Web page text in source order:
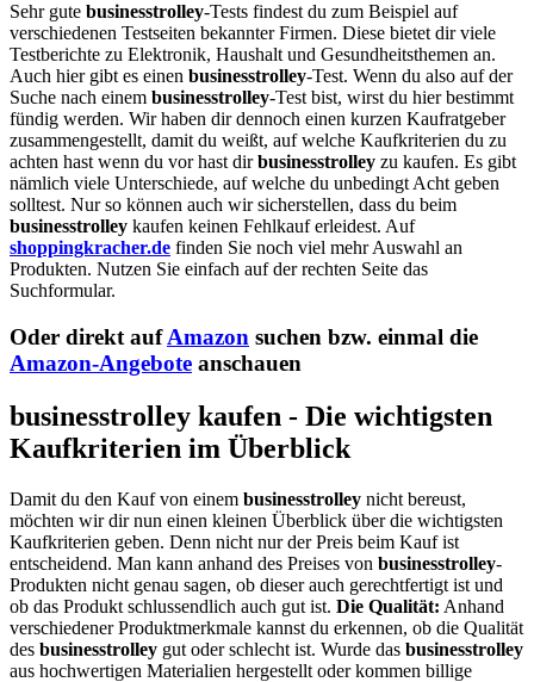
Sehr gute businesstrolley-Tests findest du zum Beispiel auf
verschiedenen Testseiten bekannter Firmen. Diese bietet dir viele
Testberichte zu Elektronik, Haushalt und Gesundheitsthemen an.
Auch hier gibt es einen businesstrolley-Test. Wenn du also auf der
Suche nach einem businesstrolley-Test bist, wirst du hier bestimmt
fündig werden. Wir haben dir dennoch einen kurzen Kaufratgeber
zusammengestellt, damit du weißt, auf welche Kaufkriterien du zu
achten hast wenn du vor hast dirbusinesstrolley zu kaufen. Es gibt
nämlich viele Unterschiede, auf welche du unbedingt Acht geben
solltest. Nur so können auch wir sicherstellen, dass du beim
businesstrolley kaufen keinen Fehlkauf erleidest. Auf
shoppingkracher.de finden Sie noch viel mehr Auswahl an
Produkten. Nutzen Sie einfach auf der rechten Seite das
Suchformular.
Oder direkt aufAmazon suchen bzw. einmal die
Amazon-Angebote anschauen
businesstrolley kaufen - Die wichtigsten
Kaufkriterien im Überblick
Damit du den Kauf von einem businesstrolley nicht bereust,
möchten wir dir nun einen kleinen Überblick über die wichtigsten
Kaufkriterien geben. Denn nicht nur der Preis beim Kauf ist
entscheidend. Man kann anhand des Preises von businesstrolley-
Produkten nicht genau sagen, ob dieser auch gerechtfertigt ist und
ob das Produkt schlussendlich auch gut ist. Die Qualität: Anhand
verschiedener Produktmerkmale kannst du erkennen, ob die Qualität
des businesstrolley gut oder schlecht ist. Wurde das businesstrolley
aus hochwertigen Materialien hergestellt oder kommen billige